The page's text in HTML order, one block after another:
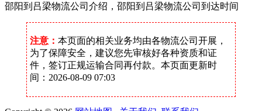
邵阳到吕梁物流公司介绍，邵阳到吕梁物流公司到达时间
注意：本页面的相关业务均由各物流公司开展，
为了保障安全，建议您先审核好各种资质和证
件，签订正规运输合同再付款。本页面更新时
间：2026-08-09 07:03